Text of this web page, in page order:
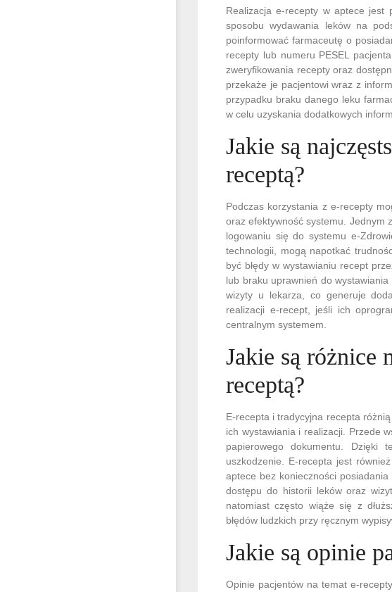
Realizacja e-recepty w aptece jest
sposobu wydawania leków na
poinformować farmaceutę o
recepty lub numeru PESEL
zweryfikowania recepty oraz
przekaże je pacjentowi wraz z
przypadku braku danego leku
w celu uzyskania dodatkowych
Jakie są
receptą?
Podczas korzystania z e-recepty
oraz efektywność systemu. Jednym
logowaniu się do systemu e-
technologii, mogą napotkać
być błędy w wystawianiu recept
lub braku uprawnień do
wizyty u lekarza, co generuje
realizacji e-recept, jeśli ich
centralnym systemem.
Jakie są różnice
receptą?
E-recepta i tradycyjna recepta
ich wystawiania i realizacji. Przede
papierowego dokumentu.
uszkodzenie. E-recepta jest
aptece bez konieczności
dostępu do historii leków oraz
natomiast często wiąże się z
błędów ludzkich przy ręcznym
Jakie są opinie
Opinie pacjentów na temat e-